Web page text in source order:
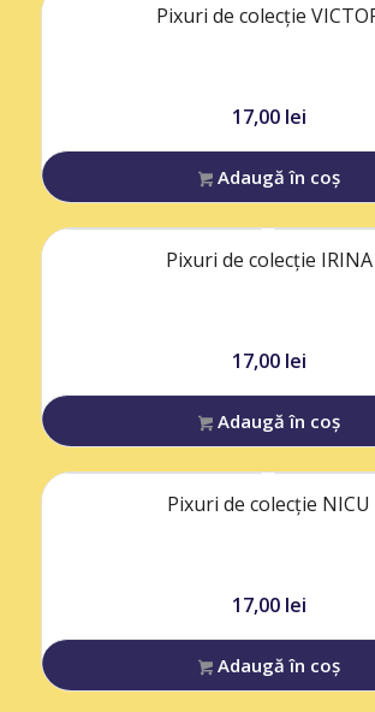
Pixuri de colecție
17,00 lei
Adaugă în coș
Pixuri de colecție IRINA
17,00 lei
Adaugă în coș
Pixuri de colecție NICU
17,00 lei
Adaugă în coș